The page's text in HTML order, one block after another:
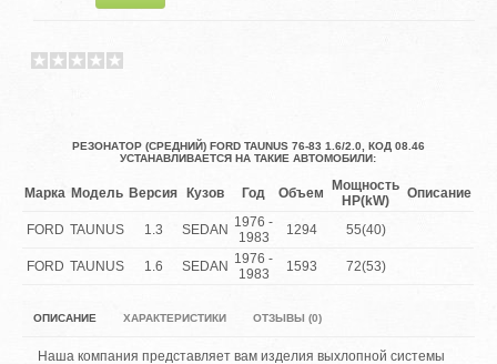
РЕЗОНАТОР (СРЕДНИЙ) FORD TAUNUS 76-83 1.6/2.0, КОД 08.46
УСТАНАВЛИВАЕТСЯ НА ТАКИЕ АВТОМОБИЛИ:
Марка Модель Версия Кузов Год Объем
Мощность
HP(kW)
Описание
FORD TAUNUS 1.3 SEDAN 1976 -
1983
1294 55(40)
FORD TAUNUS 1.6 SEDAN 1976 -
1983
1593 72(53)
ОПИСАНИЕ ХАРАКТЕРИСТИКИ ОТЗЫВЫ (0)
Наша компания представляет вам изделия выхлопной системы